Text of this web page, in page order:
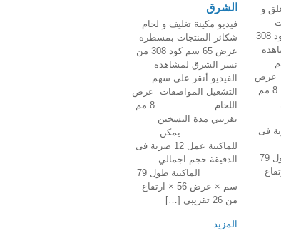
الشرق
فيديو مكينة تغليف و لحام
شكائر المنتجات بمسطرة
عرض 65 سم كود 308 من
نسر الشرق لمشاهدة
الفيديو أنقر علي سهم
التشغيل المواصفات عرض
اللحام 8 مم
تقريبي مدة التسخين
يمكن
للماكينة عمل 12 ضربة فى
الدقيقة حجم اجمالي
الماكينة طول 79
سم × عرض 56 × ارتفاع
من 26 تقريبي […]
المزيد
و
الزراعية و الغذائية كود 308
عرض
اللحام 8 مم
12 ضربة فى
الماكينة طول 79
× ارتفاع